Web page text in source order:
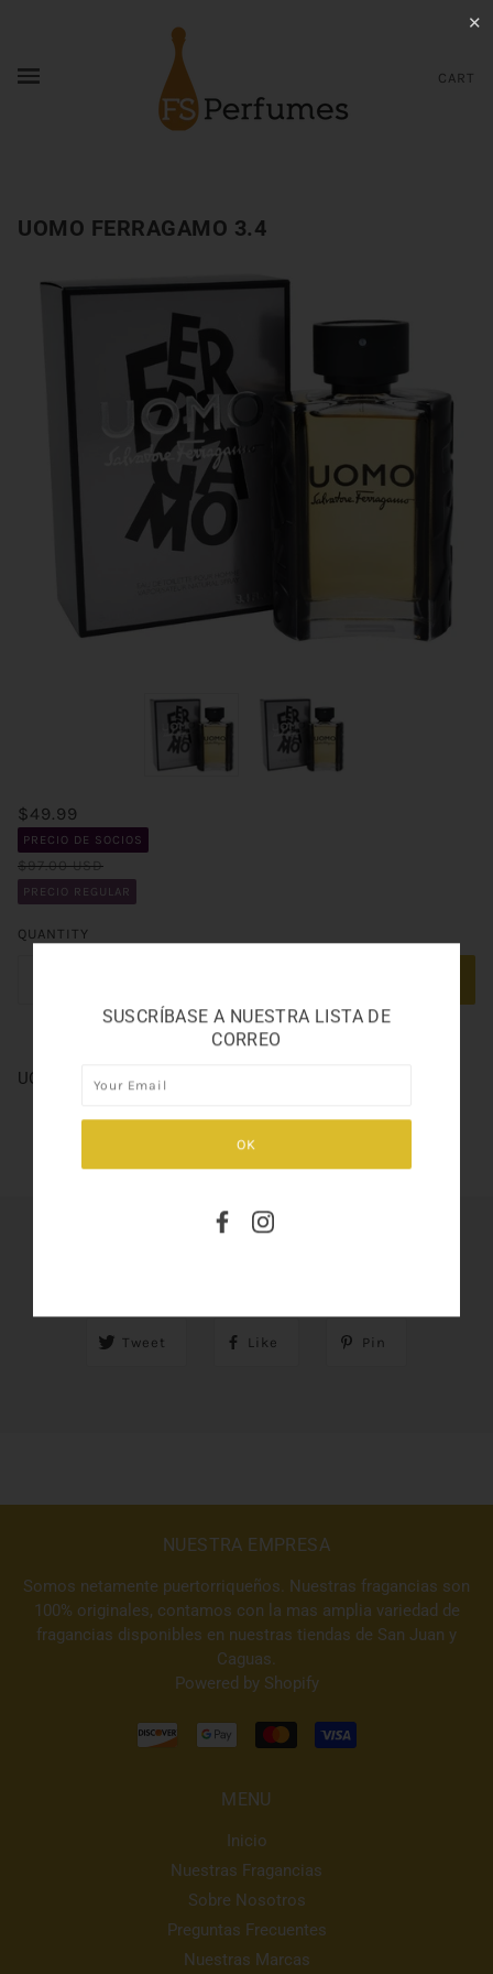
CART
UOMO FERRAGAMO 3.4
$49.99
PRECIO DE SOCIOS
$97.00 USD
PRECIO REGULAR
QUANTITY
UOMO FERRAGAMO 3.4
Tweet Like Pin
NUESTRA EMPRESA
Somos netamente puertorriqueños. Nuestras fragancias son
100% originales, contamos con la mas amplia variedad de
fragancias disponibles en nuestras tiendas de San Juan y
Caguas.
Powered by Shopify
MENU
Inicio
Nuestras Fragancias
Sobre Nosotros
Preguntas Frecuentes
Nuestras Marcas
✕
SUSCRÍBASE A NUESTRA LISTA DE
CORREO